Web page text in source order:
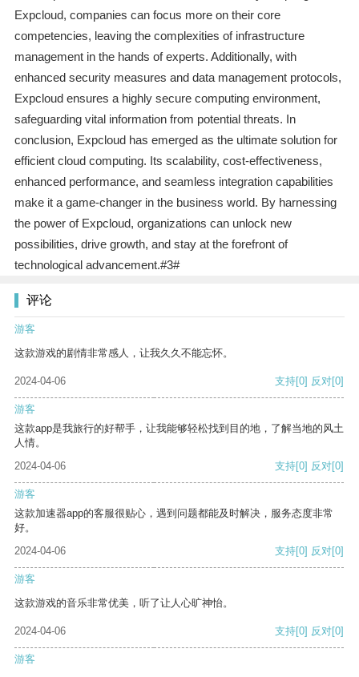
Expcloud, companies can focus more on their core
competencies, leaving the complexities of infrastructure
management in the hands of experts. Additionally, with
enhanced security measures and data management protocols,
Expcloud ensures a highly secure computing environment,
safeguarding vital information from potential threats. In
conclusion, Expcloud has emerged as the ultimate solution for
efficient cloud computing. Its scalability, cost-effectiveness,
enhanced performance, and seamless integration capabilities
make it a game-changer in the business world. By harnessing
the power of Expcloud, organizations can unlock new
possibilities, drive growth, and stay at the forefront of
technological advancement.#3#
评论
游客
这款游戏的剧情非常感人，让我久久不能忘怀。
2024-04-06 支持[0] 反对[0]
游客
这款app是我旅行的好帮手，让我能够轻松找到目的地，了解当地的风土
人情。
2024-04-06
支持[0] 反对[0]
游客
这款加速器app的客服很贴心，遇到问题都能及时解决，服务态度非常
好。
2024-04-06
支持[0] 反对[0]
游客
这款游戏的音乐非常优美，听了让人心旷神怡。
2024-04-06 支持[0] 反对[0]
游客